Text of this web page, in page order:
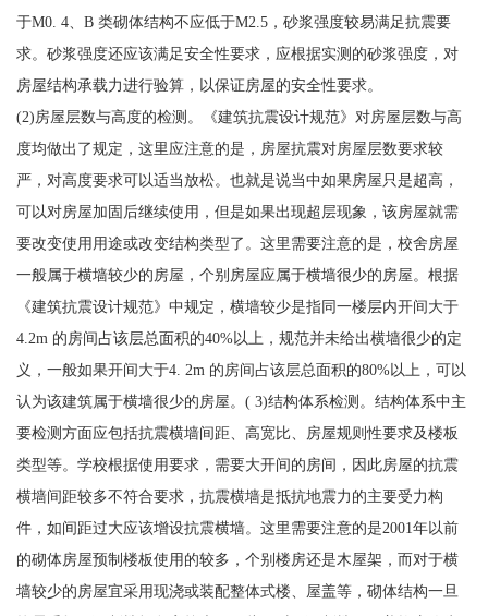
于M0. 4、B 类砌体结构不应低于M2.5，砂浆强度较易满足抗震要
求。砂浆强度还应该满足安全性要求，应根据实测的砂浆强度，对
房屋结构承载力进行验算，以保证房屋的安全性要求。
(2)房屋层数与高度的检测。《建筑抗震设计规范》对房屋层数与高
度均做出了规定，这里应注意的是，房屋抗震对房屋层数要求较
严，对高度要求可以适当放松。也就是说当中如果房屋只是超高，
可以对房屋加固后继续使用，但是如果出现超层现象，该房屋就需
要改变使用用途或改变结构类型了。这里需要注意的是，校舍房屋
一般属于横墙较少的房屋，个别房屋应属于横墙很少的房屋。根据
《建筑抗震设计规范》中规定，横墙较少是指同一楼层内开间大于
4.2m 的房间占该层总面积的40%以上，规范并未给出横墙很少的定
义，一般如果开间大于4. 2m 的房间占该层总面积的80%以上，可以
认为该建筑属于横墙很少的房屋。( 3)结构体系检测。结构体系中主
要检测方面应包括抗震横墙间距、高宽比、房屋规则性要求及楼板
类型等。学校根据使用要求，需要大开间的房间，因此房屋的抗震
横墙间距较多不符合要求，抗震横墙是抵抗地震力的主要受力构
件，如间距过大应该增设抗震横墙。这里需要注意的是2001年以前
的砌体房屋预制楼板使用的较多，个别楼房还是木屋架，而对于横
墙较少的房屋宜采用现浇或装配整体式楼、屋盖等，砌体结构一旦